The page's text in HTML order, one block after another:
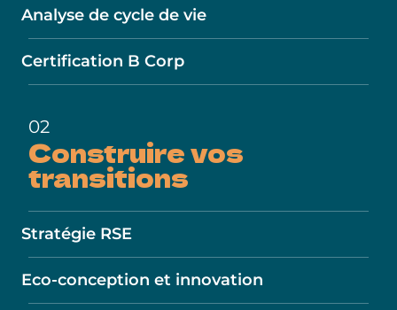
Analyse de cycle de vie
Certification B Corp
02
Construirevos
transitions
Stratégie RSE
Eco-conception et innovation